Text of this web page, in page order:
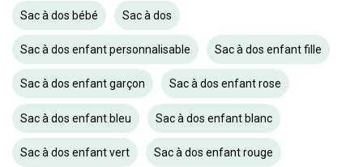
Sac à dos bébé Sac à dos
Sac à dos enfant personnalisable Sac à dos enfant fille
Sac à dos enfant garçon Sac à dos enfant rose
Sac à dos enfant bleu Sac à dos enfant blanc
Sac à dos enfant vert Sac à dos enfant rouge